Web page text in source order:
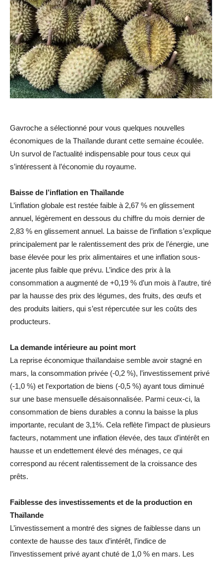
Gavroche a sélectionné pour vous quelques nouvelles
économiques de la Thaïlande durant cette semaine écoulée.
Un survol de l’actualité indispensable pour tous ceux qui
s’intéressent à l’économie du royaume.
Baisse de l’inflation en Thaïlande
L’inflation globale est restée faible à 2,67 % en glissement
annuel, légèrement en dessous du chiffre du mois dernier de
2,83 % en glissement annuel. La baisse de l’inflation s’explique
principalement par le ralentissement des prix de l’énergie, une
base élevée pour les prix alimentaires et une inflation sous-
jacente plus faible que prévu. L’indice des prix à la
consommation a augmenté de +0,19 % d’un mois à l’autre, tiré
par la hausse des prix des légumes, des fruits, des œufs et
des produits laitiers, qui s’est répercutée sur les coûts des
producteurs.
La demande intérieure au point mort
La reprise économique thaïlandaise semble avoir stagné en
mars, la consommation privée (-0,2 %), l’investissement privé
(-1,0 %) et l’exportation de biens (-0,5 %) ayant tous diminué
sur une base mensuelle désaisonnalisée. Parmi ceux-ci, la
consommation de biens durables a connu la baisse la plus
importante, reculant de 3,1%. Cela reflète l’impact de plusieurs
facteurs, notamment une inflation élevée, des taux d’intérêt en
hausse et un endettement élevé des ménages, ce qui
correspond au récent ralentissement de la croissance des
prêts.
Faiblesse des investissements et de la production en
Thaïlande
L’investissement a montré des signes de faiblesse dans un
contexte de hausse des taux d’intérêt, l’indice de
l’investissement privé ayant chuté de 1,0 % en mars. Les